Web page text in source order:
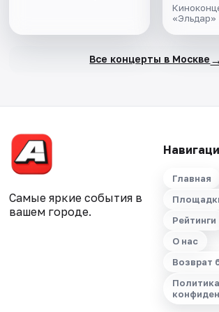
«Эльдар»
Все концерты в Москве
Самые яркие события в
вашем городе.
Главная
Рейтинги
О нас
Возврат
Политика